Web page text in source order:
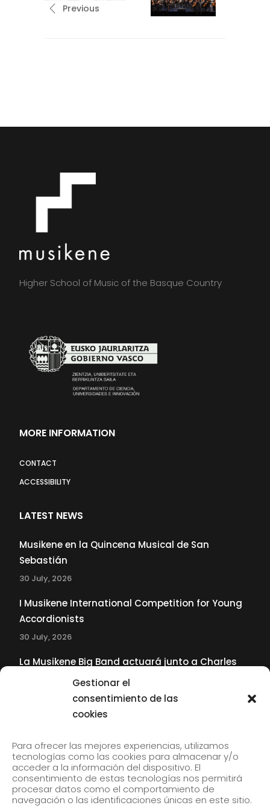
Gestionar el
consentimiento de las
cookies
Para ofrecer las mejores experiencias, utilizamos
tecnologías como las cookies para almacenar y/o
acceder a la información del dispositivo. El
consentimiento de estas tecnologías nos permitirá
procesar datos como el comportamiento de
navegación o las identificaciones únicas en este sitio.
Previous
Higher School of Music of the Basque Country
MORE INFORMATION
CONTACT
ACCESSIBILITY
LATEST NEWS
Musikene en la Quincena Musical de San
Sebastián
30 July, 2026
I Musikene International Competition for Young
Accordionists
30 July, 2026
La Musikene Big Band actuará junto a Charles
Tolliver en el 61 Jazzaldia
Subscribe to our newsletter to receive our news by
email.